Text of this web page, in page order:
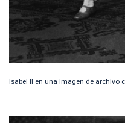
Isabel II en una imagen de